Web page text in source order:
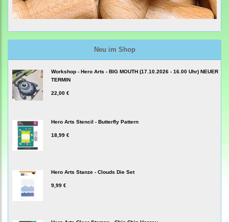
Neu im Shop
Workshop - Hero Arts - BIG MOUTH (17.10.2026 - 16.00 Uhr) NEUER
TERMIN
22,00 €
Hero Arts Stencil - Butterfly Pattern
18,99 €
Hero Arts Stanze - Clouds Die Set
9,99 €